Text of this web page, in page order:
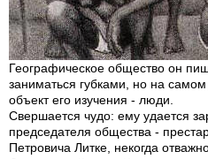
Географическое общество он
заниматься губками, но на
объект его изучения - люди.
Свершается чудо: ему удается
председателя общества -
Петровича Литке, некогда